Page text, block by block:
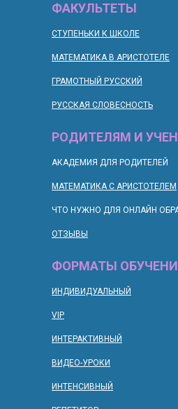
СТУПЕНЬКИ К ШКОЛЕ
МАТЕМАТИКА В АРИСТОТЕЛЕ
ГРАМОТНЫЙ РУССКИЙ
РУССКАЯ СЛОВЕСНОСТЬ
ФАКУЛЬТЕТЫ
РОДИТЕЛЯМ И
ФОРМАТЫ
АКАДЕМИЯ ДЛЯ РОДИТЕЛЕЙ
МАТЕМАТИКА С АРИСТОТЕЛЕМ
ОТЗЫВЫ
ЧТО НУЖНО ДЛЯ ОНЛАЙН
VIP
ИНТЕРАКТИВНЫЙ
ВИДЕО-УРОКИ
ИНТЕНСИВНЫЙ
ИНДИВИДУАЛЬНЫЙ